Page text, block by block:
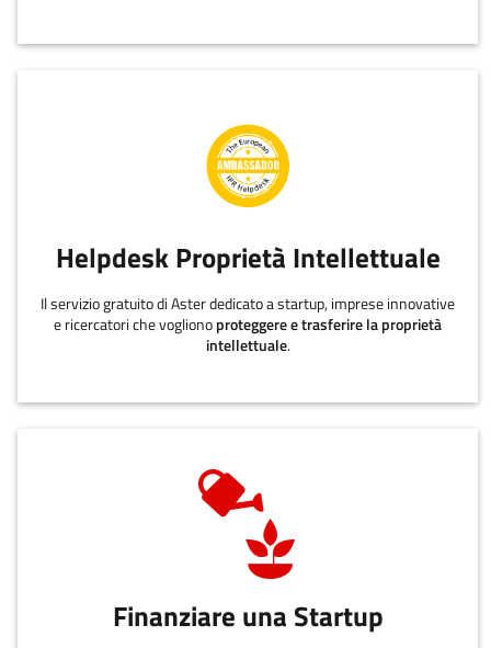
Helpdesk Proprietà Intellettuale
Il servizio gratuito di Aster dedicato a startup, imprese innovative
e ricercatori che voglionoproteggere e trasferire la proprietà
intellettuale.
Finanziare una Startup